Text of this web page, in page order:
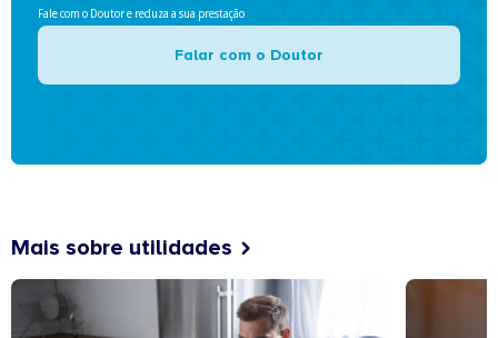
Fale com o Doutor e reduza a sua prestação
Falar com o Doutor
Mais sobre utilidades